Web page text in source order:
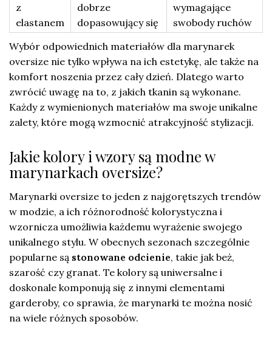
z
elastanem
dobrze
dopasowujący się
wymagające
swobody ruchów
Wybór odpowiednich materiałów dla marynarek
oversize nie tylko wpływa na ich estetykę, ale także na
komfort noszenia przez cały dzień. Dlatego warto
zwrócić uwagę na to, z jakich tkanin są wykonane.
Każdy z wymienionych materiałów ma swoje unikalne
zalety, które mogą wzmocnić atrakcyjność stylizacji.
Jakie kolory i wzory są modne w
marynarkach oversize?
Marynarki oversize to jeden z najgorętszych trendów
w modzie, a ich różnorodność kolorystyczna i
wzornicza umożliwia każdemu wyrażenie swojego
unikalnego stylu. W obecnych sezonach szczególnie
popularne są stonowane odcienie, takie jak beż,
szarość czy granat. Te kolory są uniwersalne i
doskonale komponują się z innymi elementami
garderoby, co sprawia, że marynarki te można nosić
na wiele różnych sposobów.